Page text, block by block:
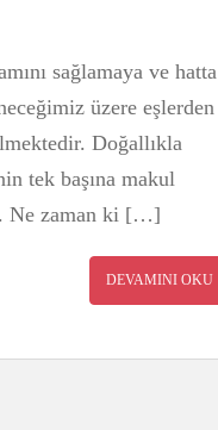
sağlamaya ve hatta
üzere eşlerden
Doğallıkla
tek başına makul
Ne zaman ki […]
DEVAMINI OKU